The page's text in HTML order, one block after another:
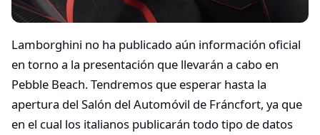
Lamborghini no ha publicado aún información oficial
en torno a la presentación que llevarán a cabo en
Pebble Beach. Tendremos que esperar hasta la
apertura del Salón del Automóvil de Fráncfort, ya que
en el cual los italianos publicarán todo tipo de datos